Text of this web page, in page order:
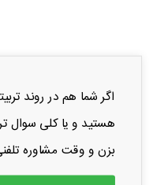
اگر شما هم در روند
هستید و یا کلی سوال
بزن و وقت مشاوره